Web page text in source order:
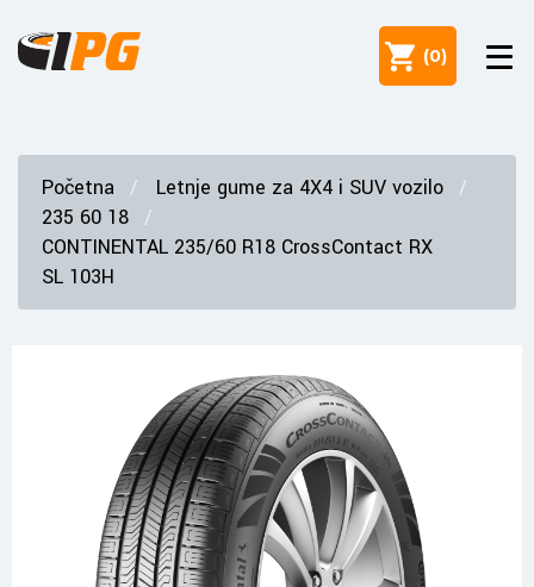
(0)
Početna
Letnje gume za 4X4 i SUV vozilo
235 60 18
CONTINENTAL 235/60 R18 CrossContact RX
SL 103H